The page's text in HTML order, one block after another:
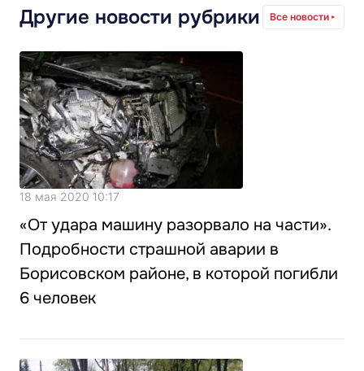
Другие новости рубрики Все новости
18 мая 2020 10:17
«От удара машину разорвало на части».
Подробности страшной аварии в
Борисовском районе, в которой погибли
6 человек